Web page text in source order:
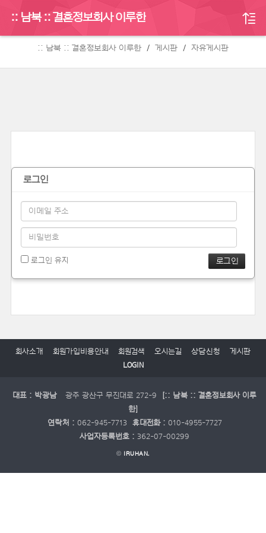
:: 남북 :: 결혼정보회사 이루한
게시판
:: 남북 :: 결혼정보회사 이루한 게시판 자유게시판
로그인
로그인 유지
회사소개 회원가입비용안내 회원검색 오시는길 상담신청
게시판
LOGIN
대표 : 박광남 광주 광산구 무진대로 272-9
[:: 남북 :: 결혼정보회사 이루
한]
연락처 : 062-945-7713 휴대전화 : 010-4955-7727
사업자등록번호 : 362-07-00299
© IRUHAN.